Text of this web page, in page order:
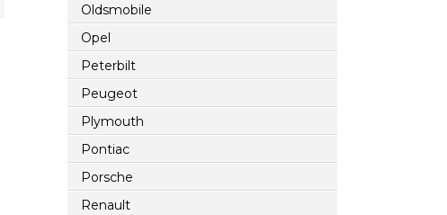
Oldsmobile
Opel
Peterbilt
Peugeot
Plymouth
Pontiac
Porsche
Renault